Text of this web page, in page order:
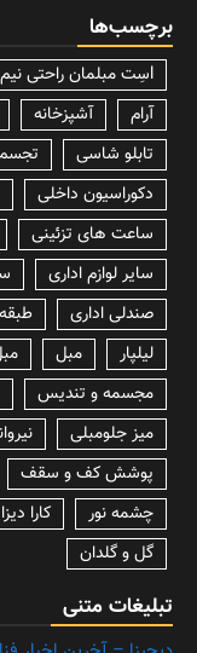
برچسب‌ها
lسِت مبلمان راحتی نیم دایره در اتاق نشیمن و پذیرایی
آرام
آشپزخانه
تابلو شاسی
دکوراسیون داخلی
ساعت های تزئینی
سایر لوازم اداری
صندلی اداری
لیلپار
مبل
مجسمه و تندیس
میز جلومبلی
پوشش کف و سقف
چشمه نور
کارا
گل و گلدان
تبلیغات متنی